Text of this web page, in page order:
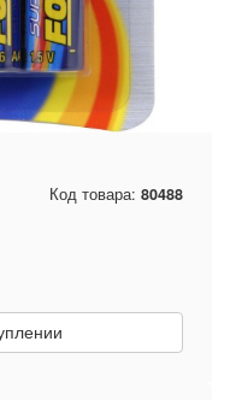
Код товара: 80488